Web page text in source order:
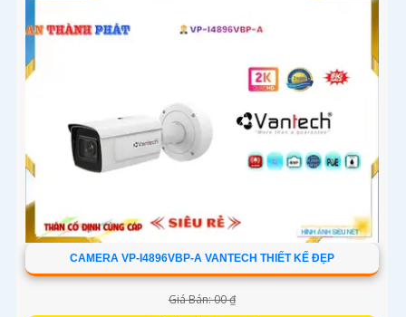
CAMERA VP-I4896VBP-A VANTECH THIẾT KẾ ĐẸP
Giá Bán: 00 ₫